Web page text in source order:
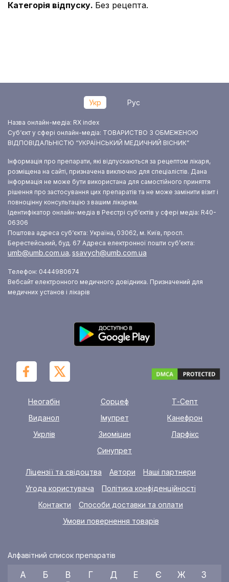
Категорія відпуску. Без рецепта.
Укр Рус
Назва онлайн-медіа: RX index
Суб‘єкт у сфері онлайн-медіа: ТОВАРИСТВО З ОБМЕЖЕНОЮ
ВІДПОВІДАЛЬНІСТЮ “УКРАЇНСЬКИЙ МЕДИЧНИЙ ВІСНИК”
Інформація про препарати, які відпускаються за рецептом лікаря,
розміщена на сайті, призначена виключно для спеціалістів. Дана
інформація не може бути використана для самостійного приняття
рішення про застосування цих препаратів та не може замінити візит і
повноцінну консультацію з вашим лікарем.
Ідентифікатор онлайн-медіа в Реєстрі суб‘єктів у сфері медіа: R40-
06306
Поштова адреса суб‘єкта: Україна, 03062, м. Київ, просп.
Берестейський, буд. 67 Адреса електронної пошти суб’єкта:
umb@umb.com.ua, ssavych@umb.com.ua
Телефон: 0444980674
Вебсайт електронного медичного довідника. Призначений для
медичних установ і лікарів
Неогабін Сорцеф
Т-Септ
Виданол
Імупрет
Канефрон
Укрлів
Зиоміцин
Ларфікс
Синупрет
Ліцензії та свідоцтва Автори
Наші партнери
Угода користувача
Політика конфіденційності
Контакти
Способи доставки та оплати
Умови повернення товарів
Алфавітний список препаратів
А Б В Г Д Е Є Ж З